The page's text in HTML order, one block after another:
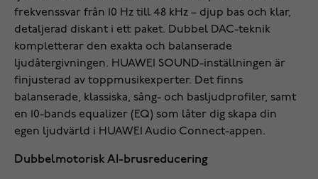
frekvenssvar från 10 Hz till 48 kHz – djup bas och klar,
detaljerad diskant i ett paket. Dubbel DAC-teknik
kompletterar den exakta och balanserade
ljudåtergivningen. HUAWEI SOUND-inställningen är
finjusterad av toppmusikexperter. Det finns
balanserade, klassiska, sång- och basljudprofiler, samt
en 10-bands equalizer (EQ) som låter dig skapa din
egen ljudvärld i HUAWEI Audio Connect-appen.
Dubbelmotorisk AI-brusreducering